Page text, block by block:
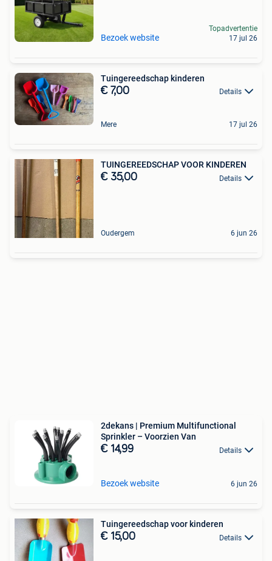
Bezoek website
Topadvertentie
17 jul 26
Tuingereedschap kinderen
€ 7,00 Details
Mere 17 jul 26
TUINGEREEDSCHAP VOOR KINDEREN
€ 35,00 Details
Oudergem 6 jun 26
2dekans | Premium Multifunctional
Sprinkler – Voorzien Van
€ 14,99 Details
Bezoek website 6 jun 26
Tuingereedschap voor kinderen
€ 15,00 Details